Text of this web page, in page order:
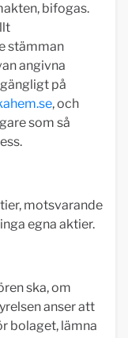
bifogas.
stämman
angivna
på
, och
som så
motsvarande
egna aktier.
ska, om
anser att
bolaget, lämna